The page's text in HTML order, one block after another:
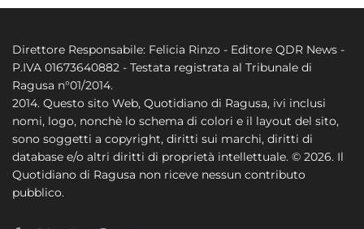
Direttore Responsabile: Felicia Rinzo - Editore QDR News -
P.IVA 01673640882 - Testata registrata al Tribunale di
Ragusa n°01/2014.
2014. Questo sito Web, Quotidiano di Ragusa, ivi inclusi
nomi, logo, nonchè lo schema di colori e il layout del sito,
sono soggetti a copyright, diritti sui marchi, diritti di
database e/o altri diritti di proprietà intellettuale. © 2026. Il
Quotidiano di Ragusa non riceve nessun contributo
pubblico.